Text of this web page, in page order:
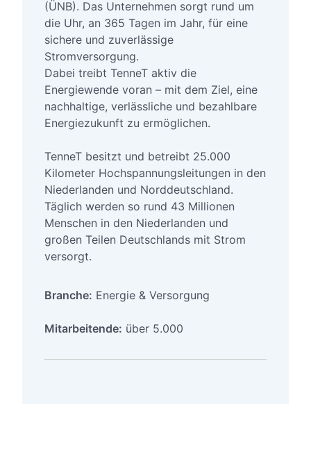
(ÜNB). Das Unternehmen sorgt rund um
die Uhr, an 365 Tagen im Jahr, für eine
sichere und zuverlässige
Stromversorgung.
Dabei treibt TenneT aktiv die
Energiewende voran – mit dem Ziel, eine
nachhaltige, verlässliche und bezahlbare
Energiezukunft zu ermöglichen.
TenneT besitzt und betreibt 25.000
Kilometer Hochspannungsleitungen in den
Niederlanden und Norddeutschland.
Täglich werden so rund 43 Millionen
Menschen in den Niederlanden und
großen Teilen Deutschlands mit Strom
versorgt.
Branche: Energie & Versorgung
Mitarbeitende: über 5.000